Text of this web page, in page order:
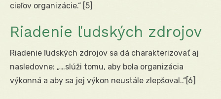
cieľov organizácie.“ [5]
Riadenie ľudských zdrojov
Riadenie ľudských zdrojov sa dá charakterizovať aj
nasledovne: „…slúži tomu, aby bola organizácia
výkonná a aby sa jej výkon neustále zlepšoval..“[6]